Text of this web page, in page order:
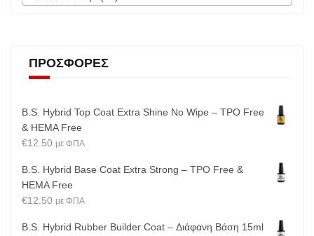
ΠΡΟΣΦΟΡΈΣ
B.S. Hybrid Top Coat Extra Shine No Wipe – TPO Free
& HEMA Free
€12.50 με ΦΠΑ
B.S. Hybrid Base Coat Extra Strong – TPO Free &
HEMA Free
€12.50 με ΦΠΑ
B.S. Hybrid Rubber Builder Coat – Διάφανη Βάση 15ml